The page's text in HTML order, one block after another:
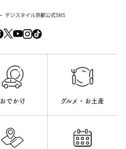
デジスタイル京都公式SNS
おでかけ グルメ・お土産